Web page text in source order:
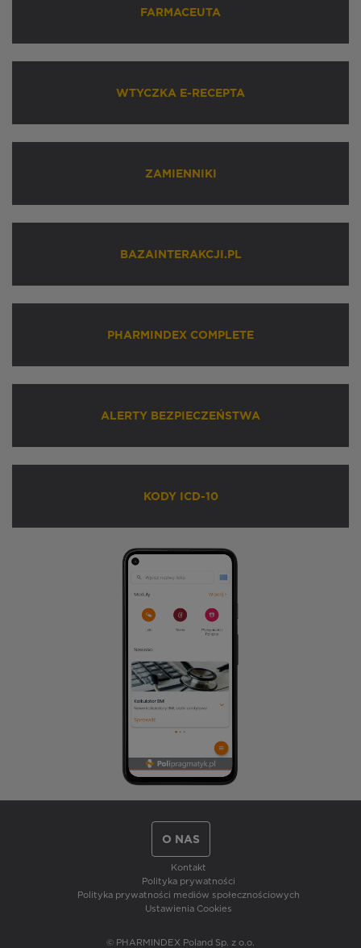
FARMACEUTA
WTYCZKA E-RECEPTA
ZAMIENNIKI
BAZAINTERAKCJI.PL
PHARMINDEX COMPLETE
ALERTY BEZPIECZEŃSTWA
KODY ICD-10
O NAS
Kontakt
Polityka prywatności
Polityka prywatności mediów społecznościowych
Ustawienia Cookies
© PHARMINDEX Poland Sp. z o.o.